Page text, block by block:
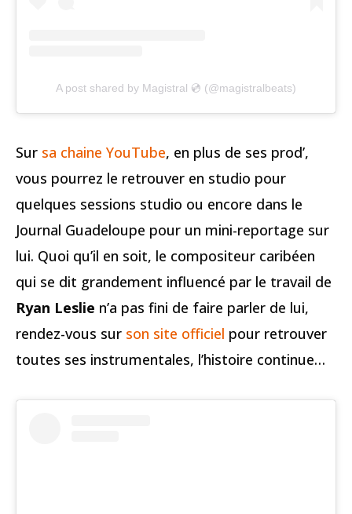
A post shared by Magistral 💿 (@magistralbeats)
Sur sa chaine YouTube, en plus de ses prod’,
vous pourrez le retrouver en studio pour
quelques sessions studio ou encore dans le
Journal Guadeloupe pour un mini-reportage sur
lui. Quoi qu’il en soit, le compositeur caribéen
qui se dit grandement influencé par le travail de
Ryan Leslie n’a pas fini de faire parler de lui,
rendez-vous sur son site officiel pour retrouver
toutes ses instrumentales, l’histoire continue…